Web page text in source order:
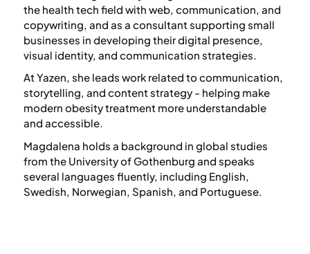
the health tech field with web, communication, and
copywriting, and as a consultant supporting small
businesses in developing their digital presence,
visual identity, and communication strategies.
At Yazen, she leads work related to communication,
storytelling, and content strategy - helping make
modern obesity treatment more understandable
and accessible.
Magdalena holds a background in global studies
from the University of Gothenburg and speaks
several languages fluently, including English,
Swedish, Norwegian, Spanish, and Portuguese.